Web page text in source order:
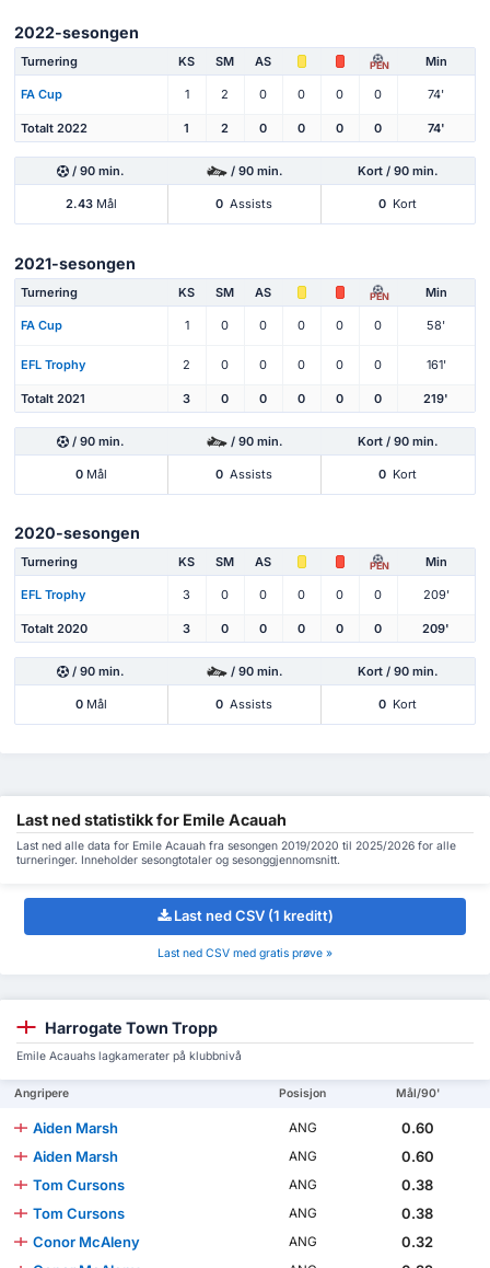
2022-sesongen
Turnering KS SM AS PEN Min
FA Cup 1 2 0 0 0 0 74'
Totalt 2022 1 2 0 0 0 0 74'
/ 90 min. / 90 min. Kort / 90 min.
2.43Mål 0 Assists 0 Kort
2021-sesongen
Turnering KS SM AS PEN Min
FA Cup 1 0 0 0 0 0 58'
EFL Trophy 2 0 0 0 0 0 161'
Totalt 2021 3 0 0 0 0 0 219'
/ 90 min. / 90 min. Kort / 90 min.
0Mål 0 Assists 0 Kort
2020-sesongen
Turnering KS SM AS PEN Min
EFL Trophy 3 0 0 0 0 0 209'
Totalt 2020 3 0 0 0 0 0 209'
/ 90 min. / 90 min. Kort / 90 min.
0Mål 0 Assists 0 Kort
Last ned statistikk for Emile Acauah
Last ned alle data for Emile Acauah fra sesongen 2019/2020 til 2025/2026 for alle
turneringer. Inneholder sesongtotaler og sesonggjennomsnitt.
Last ned CSV (1 kreditt)
Last ned CSV med gratis prøve »
Harrogate Town Tropp
Emile Acauahs lagkamerater på klubbnivå
Angripere Posisjon Mål/90'
Aiden Marsh ANG
0.60
Aiden Marsh
ANG
0.60
Tom Cursons
ANG
0.38
Tom Cursons
ANG
0.38
Conor McAleny
ANG
0.32